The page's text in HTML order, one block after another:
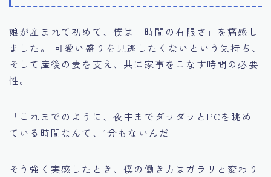
娘が産まれて初めて、僕は「時間の有限さ」を痛感し
ました。 可愛い盛りを見逃したくないという気持ち、
そして産後の妻を支え、共に家事をこなす時間の必要
性。
「これまでのように、夜中までダラダラとPCを眺め
ている時間なんて、1分もないんだ」
そう強く実感したとき、僕の働き方はガラリと変わり